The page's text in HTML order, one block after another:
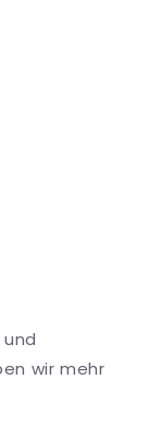
wir mehr